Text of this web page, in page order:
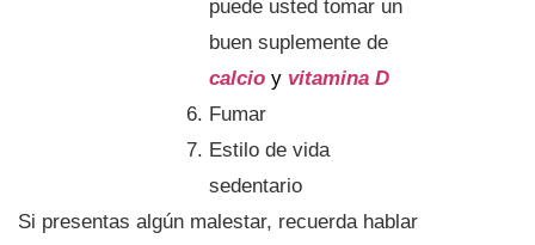
puede usted tomar un
buen suplemente de
calcio y vitamina D
Fumar
Estilo de vida
sedentario
Si presentas algún malestar, recuerda hablar